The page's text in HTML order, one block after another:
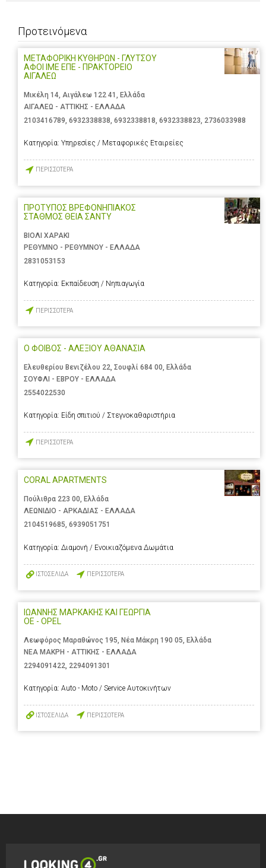
Προτεινόμενα
ΜΕΤΑΦΟΡΙΚΗ ΚΥΘΗΡΩΝ - ΓΛΥΤΣΟΥ
ΑΦΟΙ ΙΜΕ ΕΠΕ - ΠΡΑΚΤΟΡΕΙΟ
ΑΙΓΑΛΕΩ
Μικέλη 14, Αιγάλεω 122 41, Ελλάδα
ΑΙΓΑΛΕΩ - ΑΤΤΙΚΗΣ - ΕΛΛΑΔΑ
2103416789 6932338838 6932338818 6932338823 2736033988
Κατηγορία: Υπηρεσίες / Μεταφορικές Εταιρείες
ΠΕΡΙΣΣΟΤΕΡΑ
ΠΡΟΤΥΠΟΣ ΒΡΕΦΟΝΗΠΙΑΚΟΣ
ΣΤΑΘΜΟΣ ΘΕΙΑ ΣΑΝΤΥ
ΒΙΟΛΙ ΧΑΡΑΚΙ
ΡΕΘΥΜΝΟ - ΡΕΘΥΜΝΟΥ - ΕΛΛΑΔΑ
2831053153
Κατηγορία: Εκπαίδευση / Νηπιαγωγία
ΠΕΡΙΣΣΟΤΕΡΑ
Ο ΦΟΙΒΟΣ - ΑΛΕΞΙΟΥ ΑΘΑΝΑΣΙΑ
Ελευθερίου Βενιζέλου 22, Σουφλί 684 00, Ελλάδα
ΣΟΥΦΛΙ - ΕΒΡΟΥ - ΕΛΛΑΔΑ
2554022530
Κατηγορία: Είδη σπιτιού / Στεγνοκαθαριστήρια
ΠΕΡΙΣΣΟΤΕΡΑ
CORAL APARTMENTS
Πούλιθρα 223 00, Ελλάδα
ΛΕΩΝΙΔΙΟ - ΑΡΚΑΔΙΑΣ - ΕΛΛΑΔΑ
2104519685, 6939051751
Κατηγορία: Διαμονή / Ενοικιαζόμενα Δωμάτια
ΙΣΤΟΣΕΛΙΔΑ ΠΕΡΙΣΣΟΤΕΡΑ
ΙΩΑΝΝΗΣ ΜΑΡΚΑΚΗΣ ΚΑΙ ΓΕΩΡΓΙΑ
ΟΕ - OPEL
Λεωφόρος Μαραθώνος 195, Νέα Μάκρη 190 05, Ελλάδα
ΝΕΑ ΜΑΚΡΗ - ΑΤΤΙΚΗΣ - ΕΛΛΑΔΑ
2294091422 2294091301
Κατηγορία: Auto - Moto / Service Αυτοκινήτων
ΙΣΤΟΣΕΛΙΔΑ ΠΕΡΙΣΣΟΤΕΡΑ